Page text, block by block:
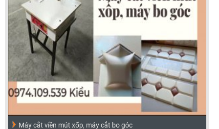
Máy cắt viền mút xốp, máy cắt bo góc